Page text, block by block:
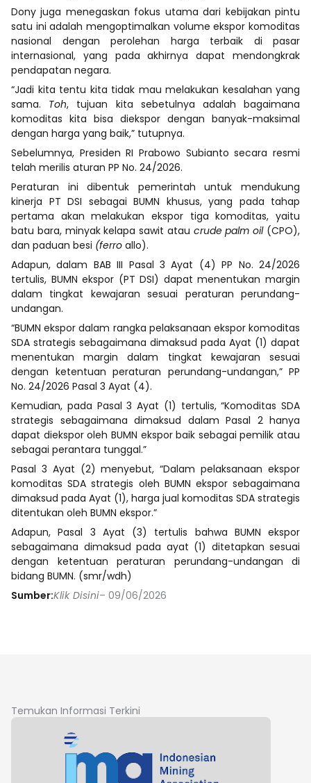
Dony juga menegaskan fokus utama dari kebijakan pintu
satu ini adalah mengoptimalkan volume ekspor komoditas
nasional dengan perolehan harga terbaik di pasar
internasional, yang pada akhirnya dapat mendongkrak
pendapatan negara.
“Jadi kita tentu kita tidak mau melakukan kesalahan yang
sama. Toh, tujuan kita sebetulnya adalah bagaimana
komoditas kita bisa diekspor dengan banyak-maksimal
dengan harga yang baik,” tutupnya.
Sebelumnya, Presiden RI Prabowo Subianto secara resmi
telah merilis aturan PP No. 24/2026.
Peraturan ini dibentuk pemerintah untuk mendukung
kinerja PT DSI sebagai BUMN khusus, yang pada tahap
pertama akan melakukan ekspor tiga komoditas, yaitu
batu bara, minyak kelapa sawit atau crude palm oil (CPO),
dan paduan besi (ferro allo).
Adapun, dalam BAB III Pasal 3 Ayat (4) PP No. 24/2026
tertulis, BUMN ekspor (PT DSI) dapat menentukan margin
dalam tingkat kewajaran sesuai peraturan perundang-
undangan.
“BUMN ekspor dalam rangka pelaksanaan ekspor komoditas
SDA strategis sebagaimana dimaksud pada Ayat (1) dapat
menentukan margin dalam tingkat kewajaran sesuai
dengan ketentuan peraturan perundang-undangan,” PP
No. 24/2026 Pasal 3 Ayat (4).
Kemudian, pada Pasal 3 Ayat (1) tertulis, “Komoditas SDA
strategis sebagaimana dimaksud dalam Pasal 2 hanya
dapat diekspor oleh BUMN ekspor baik sebagai pemilik atau
sebagai perantara tunggal.”
Pasal 3 Ayat (2) menyebut, “Dalam pelaksanaan ekspor
komoditas SDA strategis oleh BUMN ekspor sebagaimana
dimaksud pada Ayat (1), harga jual komoditas SDA strategis
ditentukan oleh BUMN ekspor.”
Adapun, Pasal 3 Ayat (3) tertulis bahwa BUMN ekspor
sebagaimana dimaksud pada ayat (1) ditetapkan sesuai
dengan ketentuan peraturan perundang-undangan di
bidang BUMN. (smr/wdh)
Sumber:Klik Disini– 09/06/2026
Temukan Informasi Terkini